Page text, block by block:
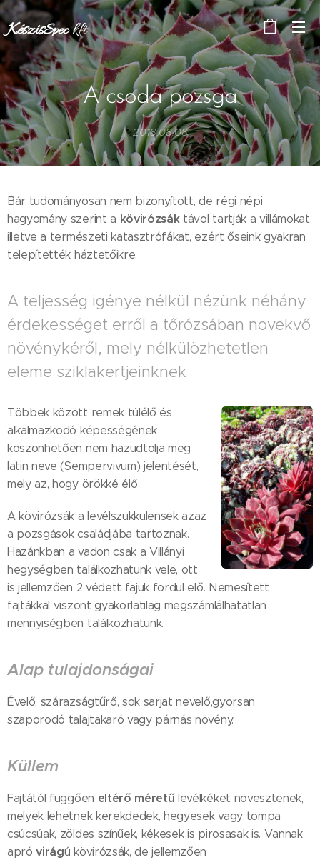
KészisSpeckft
A csoda pozsga
2018.08.08
Bár tudományosan nem bizonyított, de régi népi
hagyomány szerint a kövirózsák távol tartják a villámokat,
illetve a természeti katasztrófákat, ezért őseink gyakran
telepítették háztetőikre.
A teljesség igénye nélkül nézünk néhány
érdekességet erről a tőrózsában növekvő
növénykéről, mely nélkülözhetetlen
eleme sziklakertjeinknek🤗
Többek között remek túlélő és
alkalmazkodó képességének
köszönhetően nem hazudtolja meg
latin neve (Sempervivum) jelentését,
mely az, hogy örökké élő😉
A kövirózsák a levélszukkulensek azaz
a pozsgások családjába tartoznak.
Hazánkban a vadon csak a Villányi
hegységben találkozhatunk vele, ott
is jellemzően 2 védett fajuk fordul elő. Nemesített
fajtákkal viszont gyakorlatilag megszámlálhatatlan
mennyiségben találkozhatunk.😃
Alap tulajdonságai
Évelő, szárazságtűrő, sok sarjat nevelő,gyorsan
szaporodó talajtakaró vagy párnás növény.
Küllem
Fajtától függően eltérő méretűlevélkéket növesztenek,
melyek lehetnek kerekdedek, hegyesek vagy tompa
csúcsúak, zöldes színűek, kékesek is pirosasak is. Vannak
apróvirágú kövirózsák, de jellemzően